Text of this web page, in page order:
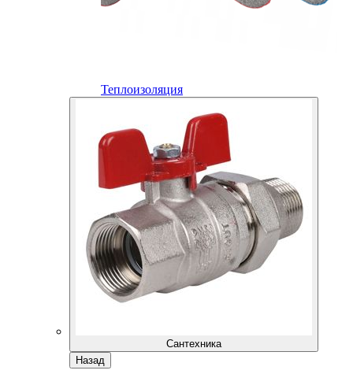
Теплоизоляция
Сантехника
Назад